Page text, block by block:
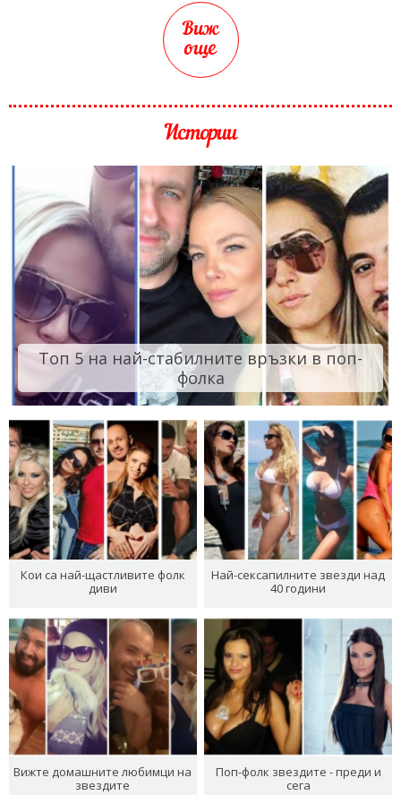
Виж
още
Истории
Топ 5 на най-стабилните връзки в поп-
фолка
Кои са най-щастливите фолк
диви
Най-сексапилните звезди над
40 години
Вижте домашните любимци на
звездите
Поп-фолк звездите - преди и
сега